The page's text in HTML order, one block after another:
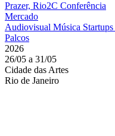
Prazer, Rio2C Conferência
Mercado
Audiovisual Música Startups
Palcos
2026
26/05 a 31/05
Cidade das Artes
Rio de Janeiro